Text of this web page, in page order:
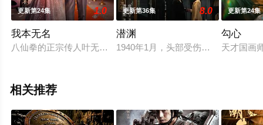
更新第24集 1.0
我本无名
八仙拳的正宗传人叶无名下山修炼时遭遇车祸意外失忆，三年
更新第36集 8.0
潜渊
1940年1月，头部受伤的我党地下工
更新第24集
勾心
天才国画
相关推荐